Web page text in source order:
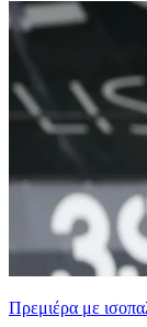
Πρεμιέρα με